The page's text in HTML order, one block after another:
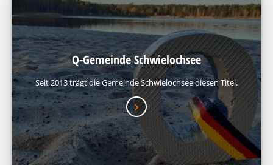
Q-Gemeinde Schwielochsee
Seit 2013 trägt die Gemeinde Schwielochsee diesen Titel.